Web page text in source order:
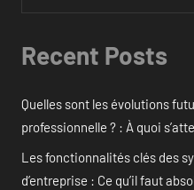
Recent Posts
Quelles sont les évolutions
professionnelle ? : À quoi
Les fonctionnalités clés des
d’entreprise : Ce qu’il faut